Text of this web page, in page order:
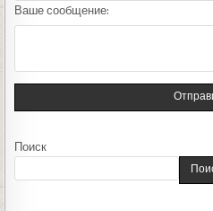
Ваше сообщение:
Поиск